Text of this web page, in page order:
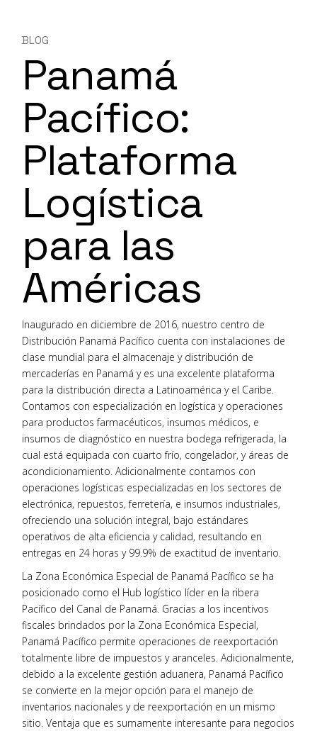
BLOG
Panamá
Pacífico:
Plataforma
Logística
para las
Américas
Inaugurado en diciembre de 2016, nuestro centro de
Distribución Panamá Pacífico cuenta con instalaciones de
clase mundial para el almacenaje y distribución de
mercaderías en Panamá y es una excelente plataforma
para la distribución directa a Latinoamérica y el Caribe.
Contamos con especialización en logística y operaciones
para productos farmacéuticos, insumos médicos, e
insumos de diagnóstico en nuestra bodega refrigerada, la
cual está equipada con cuarto frío, congelador, y áreas de
acondicionamiento. Adicionalmente contamos con
operaciones logísticas especializadas en los sectores de
electrónica, repuestos, ferretería, e insumos industriales,
ofreciendo una solución integral, bajo estándares
operativos de alta eficiencia y calidad, resultando en
entregas en 24 horas y 99.9% de exactitud de inventario.
La Zona Económica Especial de Panamá Pacífico se ha
posicionado como el Hub logístico líder en la ribera
Pacífico del Canal de Panamá. Gracias a los incentivos
fiscales brindados por la Zona Económica Especial,
Panamá Pacífico permite operaciones de reexportación
totalmente libre de impuestos y aranceles. Adicionalmente,
debido a la excelente gestión aduanera, Panamá Pacífico
se convierte en la mejor opción para el manejo de
inventarios nacionales y de reexportación en un mismo
sitio. Ventaja que es sumamente interesante para negocios